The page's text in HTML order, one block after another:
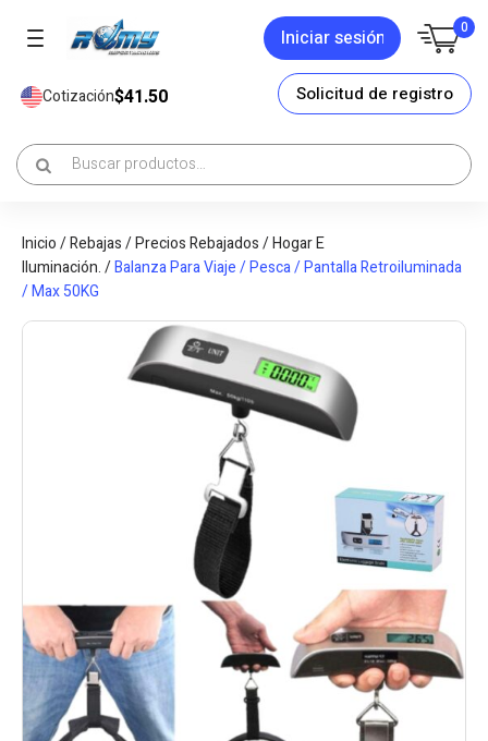
Iniciar sesión 0
Cotización$41.50 Solicitud de registro
Inicio/Rebajas/Precios Rebajados/Hogar E
Iluminación./Balanza Para Viaje / Pesca / Pantalla Retroiluminada
/ Max 50KG